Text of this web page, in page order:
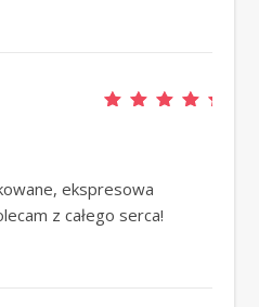
ekspresowa
z całego serca!